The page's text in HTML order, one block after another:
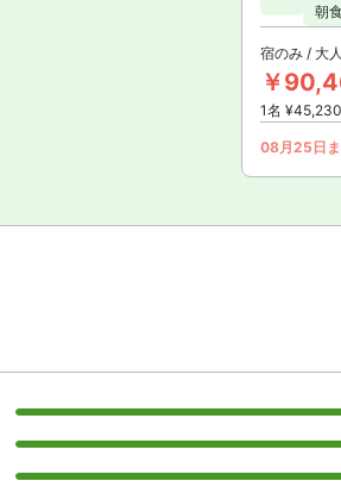
朝
宿のみ / 大
￥
1名
08月25日